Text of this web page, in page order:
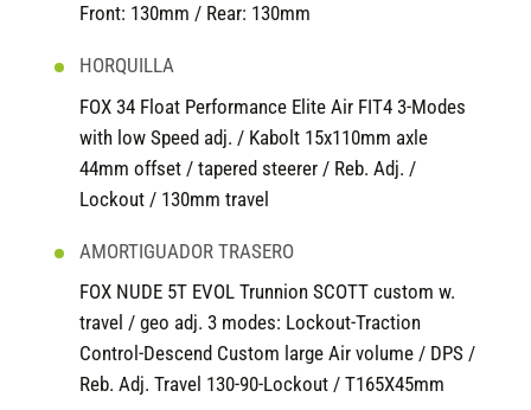
Front: 130mm / Rear: 130mm
HORQUILLA
FOX 34 Float Performance Elite Air FIT4 3-Modes
with low Speed adj. / Kabolt 15x110mm axle
44mm offset / tapered steerer / Reb. Adj. /
Lockout / 130mm travel
AMORTIGUADOR TRASERO
FOX NUDE 5T EVOL Trunnion SCOTT custom w.
travel / geo adj. 3 modes: Lockout-Traction
Control-Descend Custom large Air volume / DPS /
Reb. Adj. Travel 130-90-Lockout / T165X45mm